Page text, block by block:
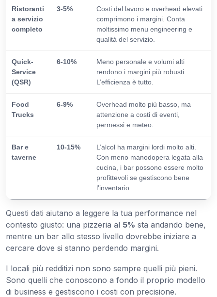
Ristoranti
a servizio
completo
3-5%
Costi del lavoro e overhead elevati
comprimono i margini. Conta
moltissimo menu engineering e
qualità del servizio.
Quick-
Service
(QSR)
6-10%
Meno personale e volumi alti
rendono i margini più robusti.
L’efficienza è tutto.
Food
Trucks
6-9%
Overhead molto più basso, ma
attenzione a costi di eventi,
permessi e meteo.
Bar e
taverne
10-15%
L’alcol ha margini lordi molto alti.
Con meno manodopera legata alla
cucina, i bar possono essere molto
profittevoli se gestiscono bene
l’inventario.
Questi dati aiutano a leggere la tua performance nel
contesto giusto: una pizzeria al 5% sta andando bene,
mentre un bar allo stesso livello dovrebbe iniziare a
cercare dove si stanno perdendo margini.
I locali più redditizi non sono sempre quelli più pieni.
Sono quelli che conoscono a fondo il proprio modello
di business e gestiscono i costi con precisione.